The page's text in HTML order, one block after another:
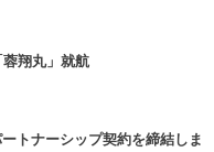
翔丸」就航
トナーシップ契約を締結しま